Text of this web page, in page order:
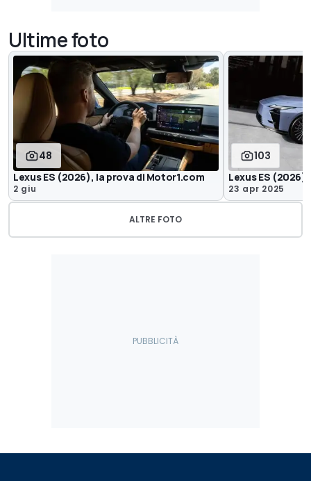
Ultime foto
48
Lexus ES (2026), la prova di Motor1.com
2 giu
103
Lexus ES (2026)
23 apr 2025
ALTRE FOTO